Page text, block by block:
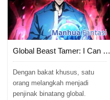
ManhuaFantasi
Global Beast Tamer: I Can See the Path of Evolution
Dengan bakat khusus, satu
orang melangkah menjadi
penjinak binatang global.